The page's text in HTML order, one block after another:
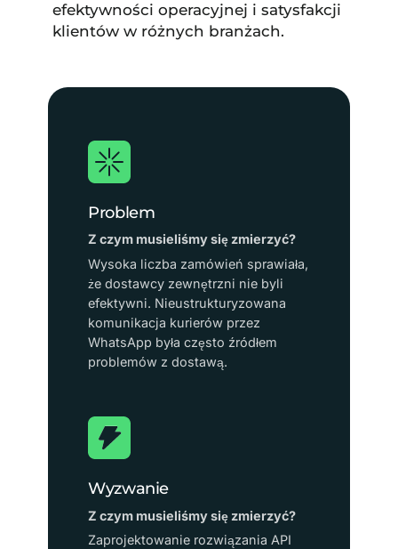
efektywności operacyjnej i satysfakcji
klientów w różnych branżach.
Problem
Z czym musieliśmy się zmierzyć?
Wysoka liczba zamówień sprawiała,
że dostawcy zewnętrzni nie byli
efektywni. Nieustrukturyzowana
komunikacja kurierów przez
WhatsApp była często źródłem
problemów z dostawą.
Wyzwanie
Z czym musieliśmy się zmierzyć?
Zaprojektowanie rozwiązania API